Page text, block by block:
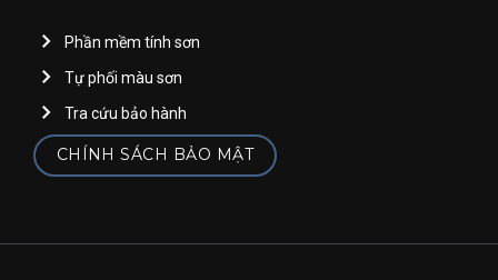
Phần mềm tính sơn
Tự phối màu sơn
Tra cứu bảo hành
CHÍNH SÁCH BẢO MẬT